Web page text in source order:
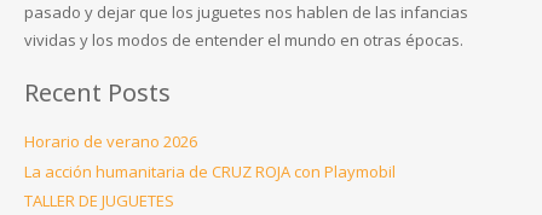
pasado y dejar que los juguetes nos hablen de las infancias
vividas y los modos de entender el mundo en otras épocas.
Recent Posts
Horario de verano 2026
La acción humanitaria de CRUZ ROJA con Playmobil
TALLER DE JUGUETES